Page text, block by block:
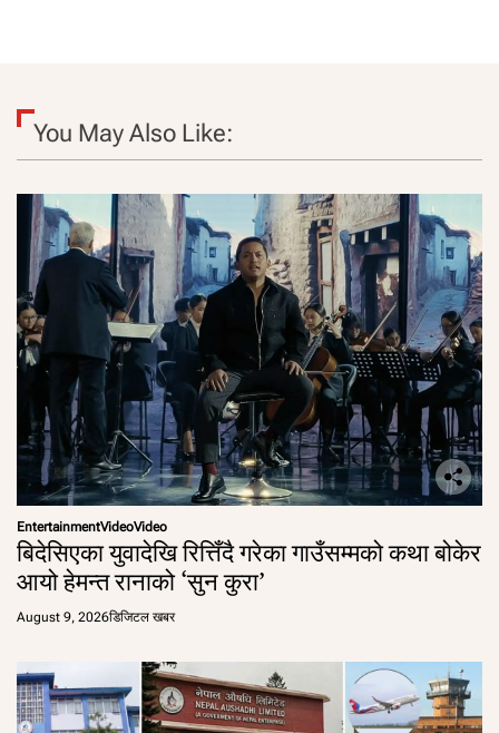
You May Also Like:
EntertainmentVideoVideo
बिदेसिएका युवादेखि रित्तिँदै गरेका गाउँसम्मको कथा बोकेर
आयो हेमन्त रानाको ‘सुन कुरा’
August 9, 2026डिजिटल खबर